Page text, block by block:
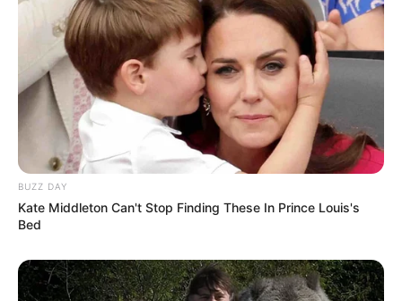
BUZZ DAY
Kate Middleton Can't Stop Finding These In Prince Louis's
Bed